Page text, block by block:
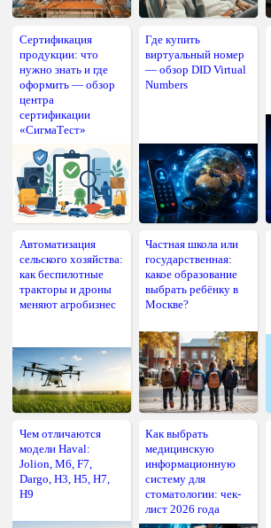
Сертификация
продукции: что
нужно знать и где
оформить — обзор
центра
сертификации
«СигмаТест»
Где купить
виртуальный номер
— обзор DID Virtual
Numbers
Автоматизация
сельского хозяйства:
как беспилотные
тракторы и дроны
меняют агробизнес
Частная школа или
государственная:
какое образование
выбрать ребёнку в
Москве?
Чем отличаются
модели Haval:
Jolion, M6, F7,
Dargo, H3, H5, H7,
H9
Как выбрать
медицинскую
информационную
систему для
стоматологии: чек-
лист 2026 года